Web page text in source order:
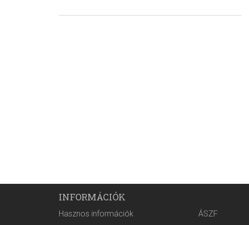
INFORMÁCIÓK
Hasznos információk ÁSZF